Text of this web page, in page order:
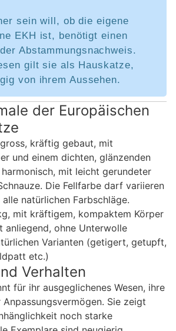
sein will, ob die eigene
EKH ist, benötigt einen
Abstammungsnachweis.
gilt sie als Hauskatze,
von ihrem Aussehen.
der Europäischen
kräftig gebaut, mit
und einem dichten, glänzenden
mit leicht gerundeter
Die Fellfarbe darf variieren
natürlichen Farbschläge.
mit kräftigem, kompaktem Körper
anliegend, ohne Unterwolle
Varianten (getigert, getupft,
etc.)
Verhalten
für ihr ausgeglichenes Wesen, ihre
Sie zeigt
noch starke